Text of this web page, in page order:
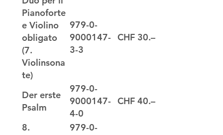
Pianoforte
e Violino
obligato
(7.
Violinsona
te)
979-0-
9000147-
3-3
CHF 30.–
Der erste
Psalm
979-0-
9000147-
4-0
CHF 40.–
8.
979-0-